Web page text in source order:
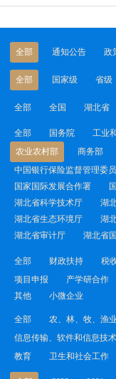
全部 通知公告 政
全部 国家级 省级
全部 全国 湖北省
全部 国务院 工业
农业农村部
商务部
中国银行保险监督管理委
国家国际发展合作署
湖北省科学技术厅
湖
湖北省生态环境厅
湖
湖北省审计厅
湖北省
全部 财政扶持 税
项目申报
产学研合作
其他
小微企业
全部 农、林、牧、渔业
信息传输、软件和信息技
教育
卫生和社会工作